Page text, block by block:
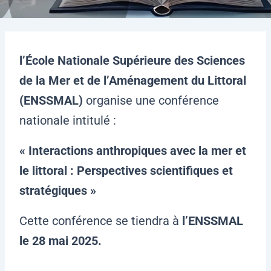
l’École Nationale Supérieure des Sciences
de la Mer et de l’Aménagement du Littoral
(ENSSMAL) organise une conférence
nationale intitulé :
« Interactions anthropiques avec la mer et
le littoral : Perspectives scientifiques et
stratégiques »
Cette conférence se tiendra à l’ENSSMAL
le 28 mai 2025.